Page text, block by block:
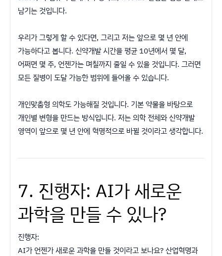
남기는 것입니다.
우리가 그렇게 할 수 있다면, 그리고 저는 앞으로 몇 년 안에
가능하다고 봅니다. 신약개발 시간을 평균 10년에서 몇 달,
어쩌면 몇 주, 언젠가는 며칠까지 줄일 수 있을 것입니다. 그러면
모든 질병이 도달 가능한 범위에 들어올 수 있습니다.
개인맞춤형 의학도 가능해질 것입니다. 기본 약물을 바탕으로
개인별 변형을 만드는 방식입니다. 저는 의학 전체와 신약개발
영역이 앞으로 몇 년 안에 혁명적으로 바뀔 것이라고 생각합니다.
7. 진행자: AI가 새로운
과학을 만들 수 있나?
진행자:
AI가 언젠가 새로운 과학을 만들 것이라고 보나요? 산업혁명과